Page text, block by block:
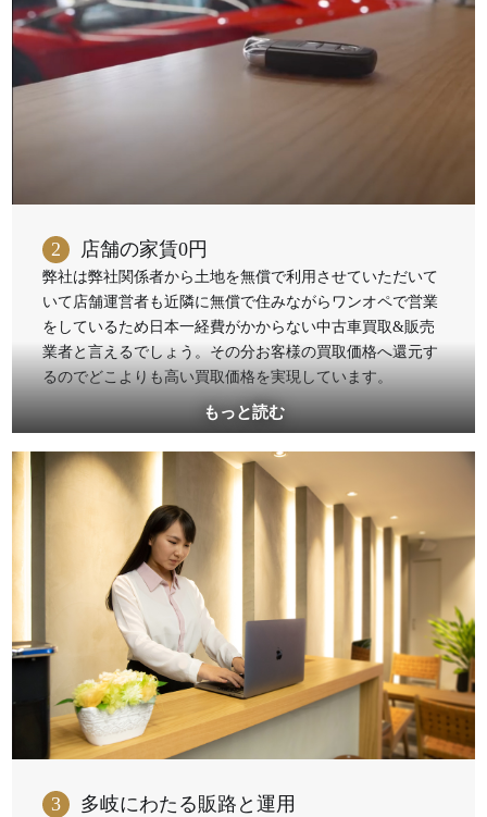
2 店舗の家賃0円
弊社は弊社関係者から土地を無償で利用させていただいて
いて店舗運営者も近隣に無償で住みながらワンオペで営業
をしているため日本一経費がかからない中古車買取&販売
業者と言えるでしょう。その分お客様の買取価格へ還元す
るのでどこよりも高い買取価格を実現しています。
3 多岐にわたる販路と運用